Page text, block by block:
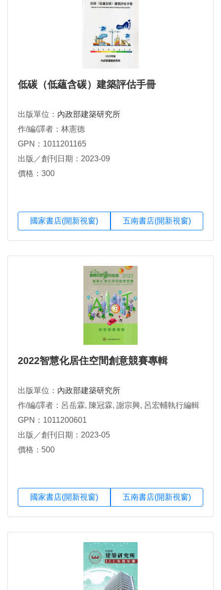
低碳（低蘊含碳）建築評估手冊
出版單位： 內政部建築研究所
作/編/譯者：林憲德
GPN：1011201165
出版／創刊日期：2023-09
價格：300
國家書店(開新視窗) 五南書店(開新視窗)
2022智慧化居住空間創意競賽專輯
出版單位： 內政部建築研究所
作/編/譯者：呂岳霖, 陳冠霖, 謝宗興, 呂宏輔執行編輯
GPN：1011200601
出版／創刊日期：2023-05
價格：500
國家書店(開新視窗) 五南書店(開新視窗)